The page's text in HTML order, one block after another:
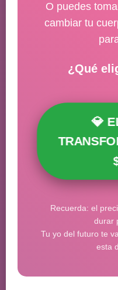
O puedes
cambiar tu
¿Qué
💎
Recuerda: el
durar
Tu yo del futuro te
esta